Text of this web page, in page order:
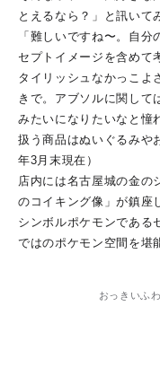
とえるなら？」と訊いて
「難しいですね〜。自
セプトイメージを含めて
タイリッシュなかっこよ
きで。アブソルに関して
みたいになりたいなと憧
扱う商品はぬいぐるみや
年3⽉末現在）
店内には名古屋城の金の
のコイキング像」が鎮座
シンボルポケモンである
ではのポケモン空間を堪
おっきいふ